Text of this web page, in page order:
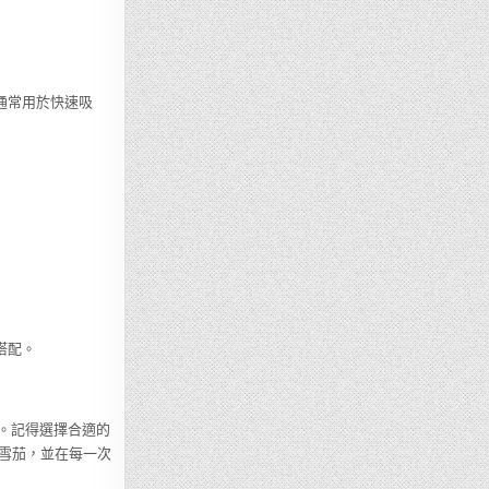
常用於快速吸
配。
記得選擇合適的
茄，並在每一次